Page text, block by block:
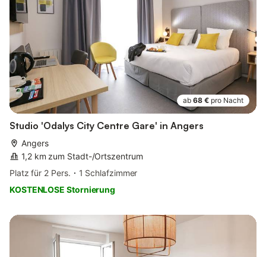
ab 68 € pro Nacht
Studio 'Odalys City Centre Gare' in Angers
Angers
1,2 km zum Stadt-/Ortszentrum
Platz für 2 Pers.
1 Schlafzimmer
KOSTENLOSE Stornierung